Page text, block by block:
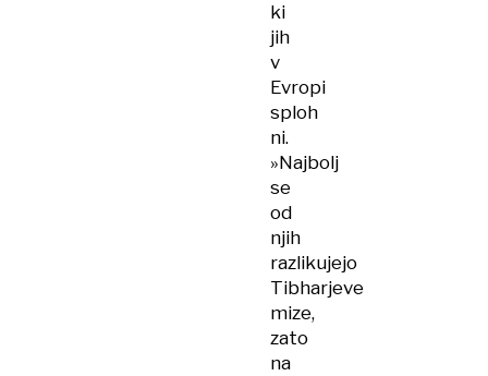
ki
jih
v
Evropi
sploh
ni.
»Najbolj
se
od
njih
razlikujejo
Tibharjeve
mize,
zato
na